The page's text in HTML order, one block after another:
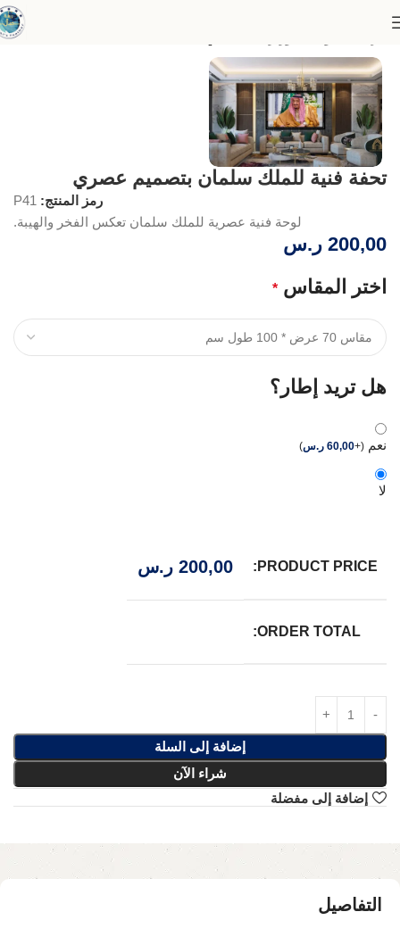
تحفة فنية للملك سلمان بتصميم عصري
رمز المنتج: P41
لوحة فنية عصرية للملك سلمان تعكس الفخر والهيبة.
200,00 ر.س
اختر المقاس *
هل تريد إطار؟
نعم (
+
60,00 ر.س)
لا
PRODUCT PRICE:
200,00 ر.س
ORDER TOTAL:
إضافة إلى السلة
شراء الآن
إضافة إلى مفضلة
التفاصيل